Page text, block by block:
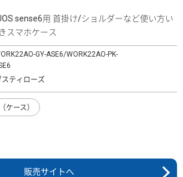
sense6用 首掛け/ショルダーなど使い方い
スマホケース
GY-ASE6/WORK22AO-PK-
ティローズ
ケース）
販売サイトへ